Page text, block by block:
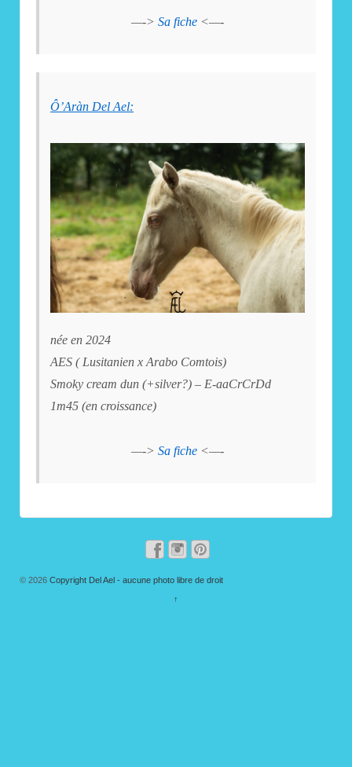
—-> Sa fiche <—-
Ô’Aràn Del Ael:
née en 2024
AES ( Lusitanien x Arabo Comtois)
Smoky cream dun (+silver?) – E-aaCrCrDd
1m45 (en croissance)
—-> Sa fiche <—-
© 2026 Copyright Del Ael - aucune photo libre de droit
↑